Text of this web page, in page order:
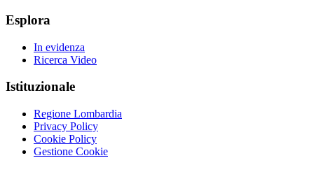
Esplora
In evidenza
Ricerca Video
Istituzionale
Regione Lombardia
Privacy Policy
Cookie Policy
Gestione Cookie